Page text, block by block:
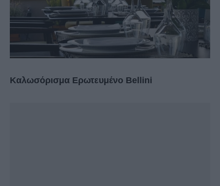
Καλωσόρισμα Ερωτευμένο Bellini